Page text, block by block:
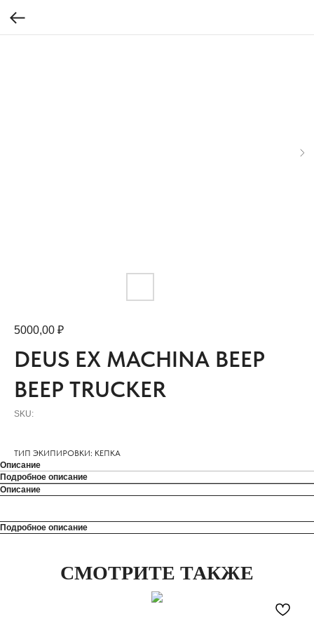
DEUS EX MACHINA BEEP
BEEP TRUCKER
SKU:
5000,00 ₽
ТИП ЭКИПИРОВКИ: КЕПКА
Описание
Подробное описание
Описание
Подробное описание
СМОТРИТЕ ТАКЖЕ